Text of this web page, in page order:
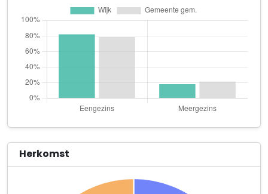
Cliocarwash mobiele service
Jean Monnetpark 47
Cooperz Wonen
Ergotherapie Zelfstandig
Bogaardslaan 14
Happy Yogi Apeldoorn
Herkomst